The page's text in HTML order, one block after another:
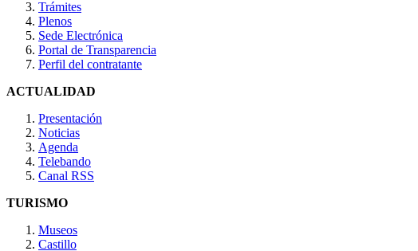
Trámites
Plenos
Sede Electrónica
Portal de Transparencia
Perfil del contratante
ACTUALIDAD
Presentación
Noticias
Agenda
Telebando
Canal RSS
TURISMO
Museos
Castillo